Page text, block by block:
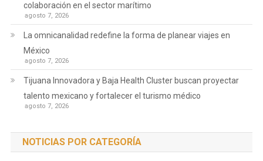
colaboración en el sector marítimo
agosto 7, 2026
La omnicanalidad redefine la forma de planear viajes en
México
agosto 7, 2026
Tijuana Innovadora y Baja Health Cluster buscan proyectar
talento mexicano y fortalecer el turismo médico
agosto 7, 2026
NOTICIAS POR CATEGORÍA